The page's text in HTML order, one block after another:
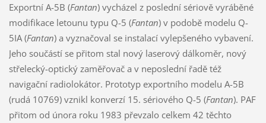
Exportní A-5B (Fantan) vycházel z poslední sériově vyráběné
modifikace letounu typu Q-5 (Fantan) v podobě modelu Q-
5IA (Fantan) a vyznačoval se instalací vylepšeného vybavení.
Jeho součástí se přitom stal nový laserový dálkoměr, nový
střelecký-optický zaměřovač a v neposlední řadě též
navigační radiolokátor. Prototyp exportního modelu A-5B
(rudá 10769) vznikl konverzí 15. sériového Q-5 (Fantan). PAF
přitom od února roku 1983 převzalo celkem 42 těchto